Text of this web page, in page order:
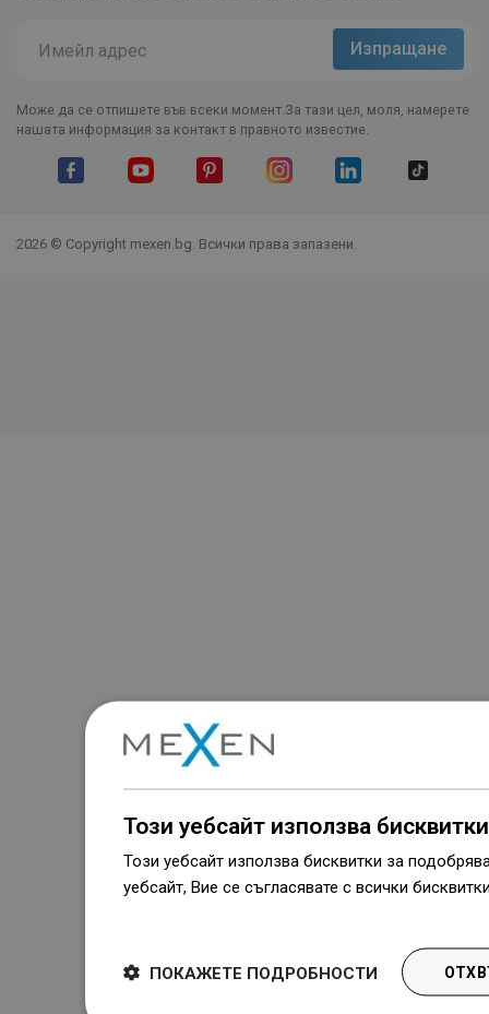
Може да се отпишете във всеки момент.За тази цел, моля, намерете
нашата информация за контакт в правното известие.
2026 © Copyright mexen.bg. Всички права запазени.
Този уебсайт използва бисквитки
Този уебсайт използва бисквитки за
уебсайт, Вие се съгласявате с всички
ПОКАЖЕТЕ ПОДРОБНОСТИ